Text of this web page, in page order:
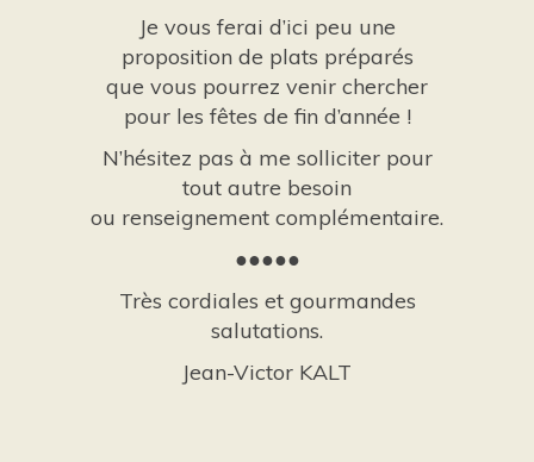
Je vous ferai d’ici peu une
proposition de plats préparés
que vous pourrez venir chercher
pour les fêtes de fin d’année !
N’hésitez pas à me solliciter pour
tout autre besoin
ou renseignement complémentaire.
●●●●●
Très cordiales et gourmandes
salutations.
Jean-Victor KALT